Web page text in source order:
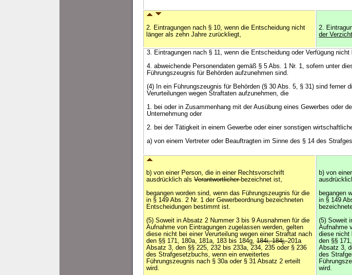
2. Eintragungen nach § 10, wenn die Entscheidung nicht
länger als zehn Jahre zurückliegt,
2.
der Verzicht
3. Eintragungen nach § 11, wenn die Entscheidung oder Verfügung
4. abweichende Personendaten gemäß § 5 Abs. 1 Nr. 1, sofern unter
Führungszeugnis für Behörden aufzunehmen sind.
(4) In ein Führungszeugnis für Behörden (§ 30 Abs. 5, § 31) sind ferner
Verurteilungen wegen Straftaten aufzunehmen, die
1. bei oder in Zusammenhang mit der Ausübung eines Gewerbes oder
Unternehmung oder
2. bei der Tätigkeit in einem Gewerbe oder einer sonstigen
a) von einem Vertreter oder Beauftragten im Sinne des § 14 des
b) von einer Person, die in einer Rechtsvorschrift
ausdrücklich als Verantwortlicherbezeichnet ist,
begangen worden sind, wenn das Führungszeugnis für die
in § 149 Abs. 2 Nr. 1 der Gewerbeordnung bezeichneten
Entscheidungen bestimmt ist.
(5) Soweit in Absatz 2 Nummer 3 bis 9 Ausnahmen für die
Aufnahme von Eintragungen zugelassen werden, gelten
diese nicht bei einer Verurteilung wegen einer Straftat nach
den §§ 171, 180a, 181a, 183 bis 184g, 184i, 184j,201a
Absatz 3, den §§ 225, 232 bis 233a, 234, 235 oder § 236
des Strafgesetzbuchs, wenn ein erweitertes
Führungszeugnis nach § 30a oder § 31 Absatz 2 erteilt
wird.
b) von
begangen
in § 149
(5) Soweit
Aufnahme
diese nicht
den §§
Absatz 3,
des
wird.